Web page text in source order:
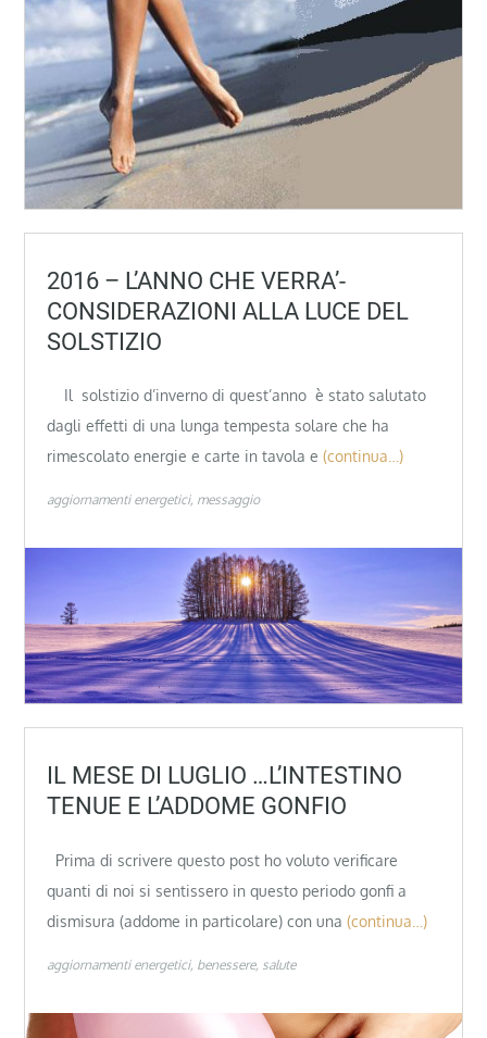
2016 – L’ANNO CHE VERRA’-
CONSIDERAZIONI ALLA LUCE DEL
SOLSTIZIO
Il solstizio d’inverno di quest’anno è stato salutato
dagli effetti di una lunga tempesta solare che ha
rimescolato energie e carte in tavola e (continua…)
aggiornamenti energetici messaggio
IL MESE DI LUGLIO …L’INTESTINO
TENUE E L’ADDOME GONFIO
Prima di scrivere questo post ho voluto verificare
quanti di noi si sentissero in questo periodo gonfi a
dismisura (addome in particolare) con una (continua…)
aggiornamenti energetici benessere salute